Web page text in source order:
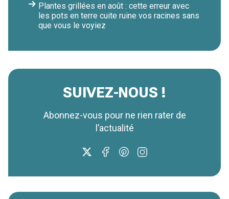
Plantes grillées en août : cette erreur avec
les pots en terre cuite ruine vos racines sans
que vous le voyiez
SUIVEZ-NOUS !
Abonnez-vous pour ne rien rater de
l’actualité